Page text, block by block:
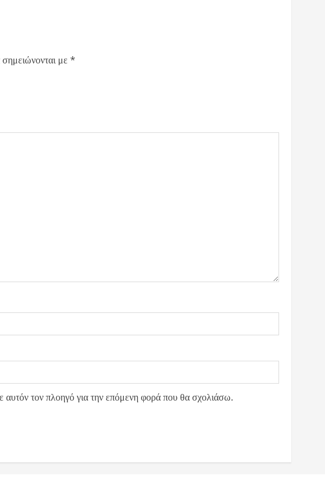
με *
τον πλοηγό για την επόμενη φορά που θα σχολιάσω.